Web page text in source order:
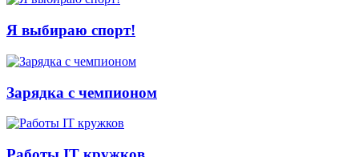
Я выбираю спорт!
Зарядка с чемпионом